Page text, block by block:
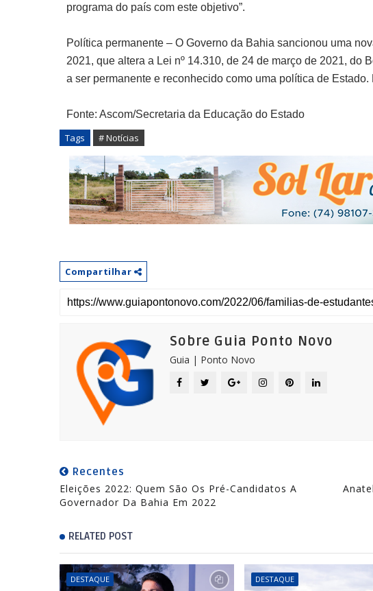
programa do país com este objetivo”.
Política permanente – O Governo da Bahia sancionou uma
2021, que altera a Lei nº 14.310, de 24 de março de 2021, do
a ser permanente e reconhecido como uma política de
Fonte: Ascom/Secretaria da Educação do Estado
Tags # Notícias
Compartilhar
Sobre Guia Ponto Novo
Guia | Ponto Novo
Recentes
Eleições 2022: Quem São Os Pré-Candidatos A
Governador Da Bahia Em 2022
RELATED POST
DESTAQUE DESTAQUE